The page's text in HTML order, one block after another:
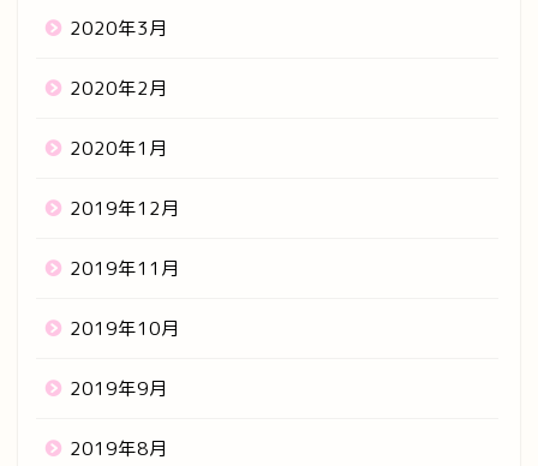
2020年3月
2020年2月
2020年1月
2019年12月
2019年11月
2019年10月
2019年9月
2019年8月